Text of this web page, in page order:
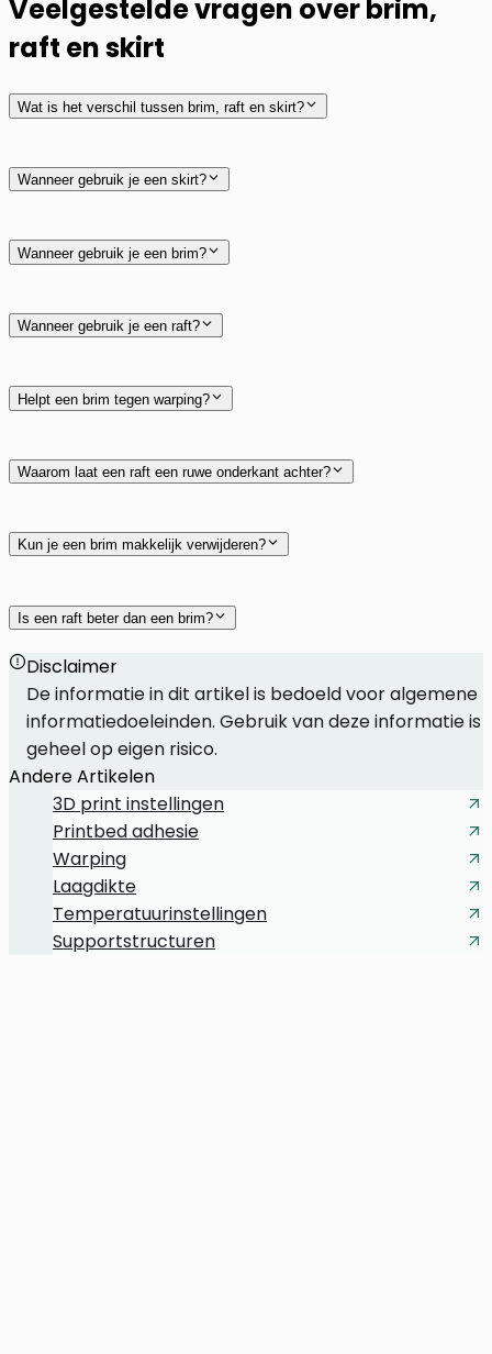
Veelgestelde vragen over brim,
raft en skirt
Wat is het verschil tussen brim, raft en skirt?
Wanneer gebruik je een skirt?
Wanneer gebruik je een brim?
Wanneer gebruik je een raft?
Helpt een brim tegen warping?
Waarom laat een raft een ruwe onderkant achter?
Kun je een brim makkelijk verwijderen?
Is een raft beter dan een brim?
Disclaimer
De informatie in dit artikel is bedoeld voor algemene
informatiedoeleinden. Gebruik van deze informatie is
geheel op eigen risico.
Andere Artikelen
3D print instellingen
Printbed adhesie
Warping
Laagdikte
Temperatuurinstellingen
Supportstructuren